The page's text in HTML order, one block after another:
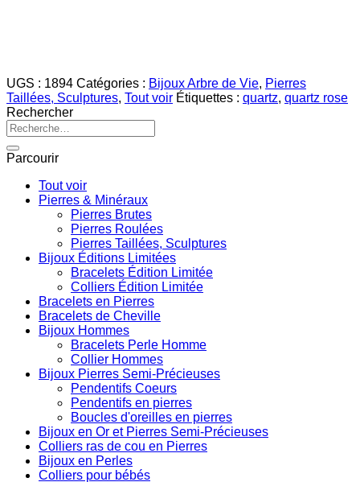
UGS : 1894 Catégories : Bijoux Arbre de Vie, Pierres
Taillées, Sculptures, Tout voir Étiquettes : quartz, quartz rose
Rechercher
Recherche
pour :
Parcourir
Tout voir
Pierres & Minéraux
Pierres Brutes
Pierres Roulées
Pierres Taillées, Sculptures
Bijoux Éditions Limitées
Bracelets Édition Limitée
Colliers Édition Limitée
Bracelets en Pierres
Bracelets de Cheville
Bijoux Hommes
Bracelets Perle Homme
Collier Hommes
Bijoux Pierres Semi-Précieuses
Pendentifs Coeurs
Pendentifs en pierres
Boucles d'oreilles en pierres
Bijoux en Or et Pierres Semi-Précieuses
Colliers ras de cou en Pierres
Bijoux en Perles
Colliers pour bébés